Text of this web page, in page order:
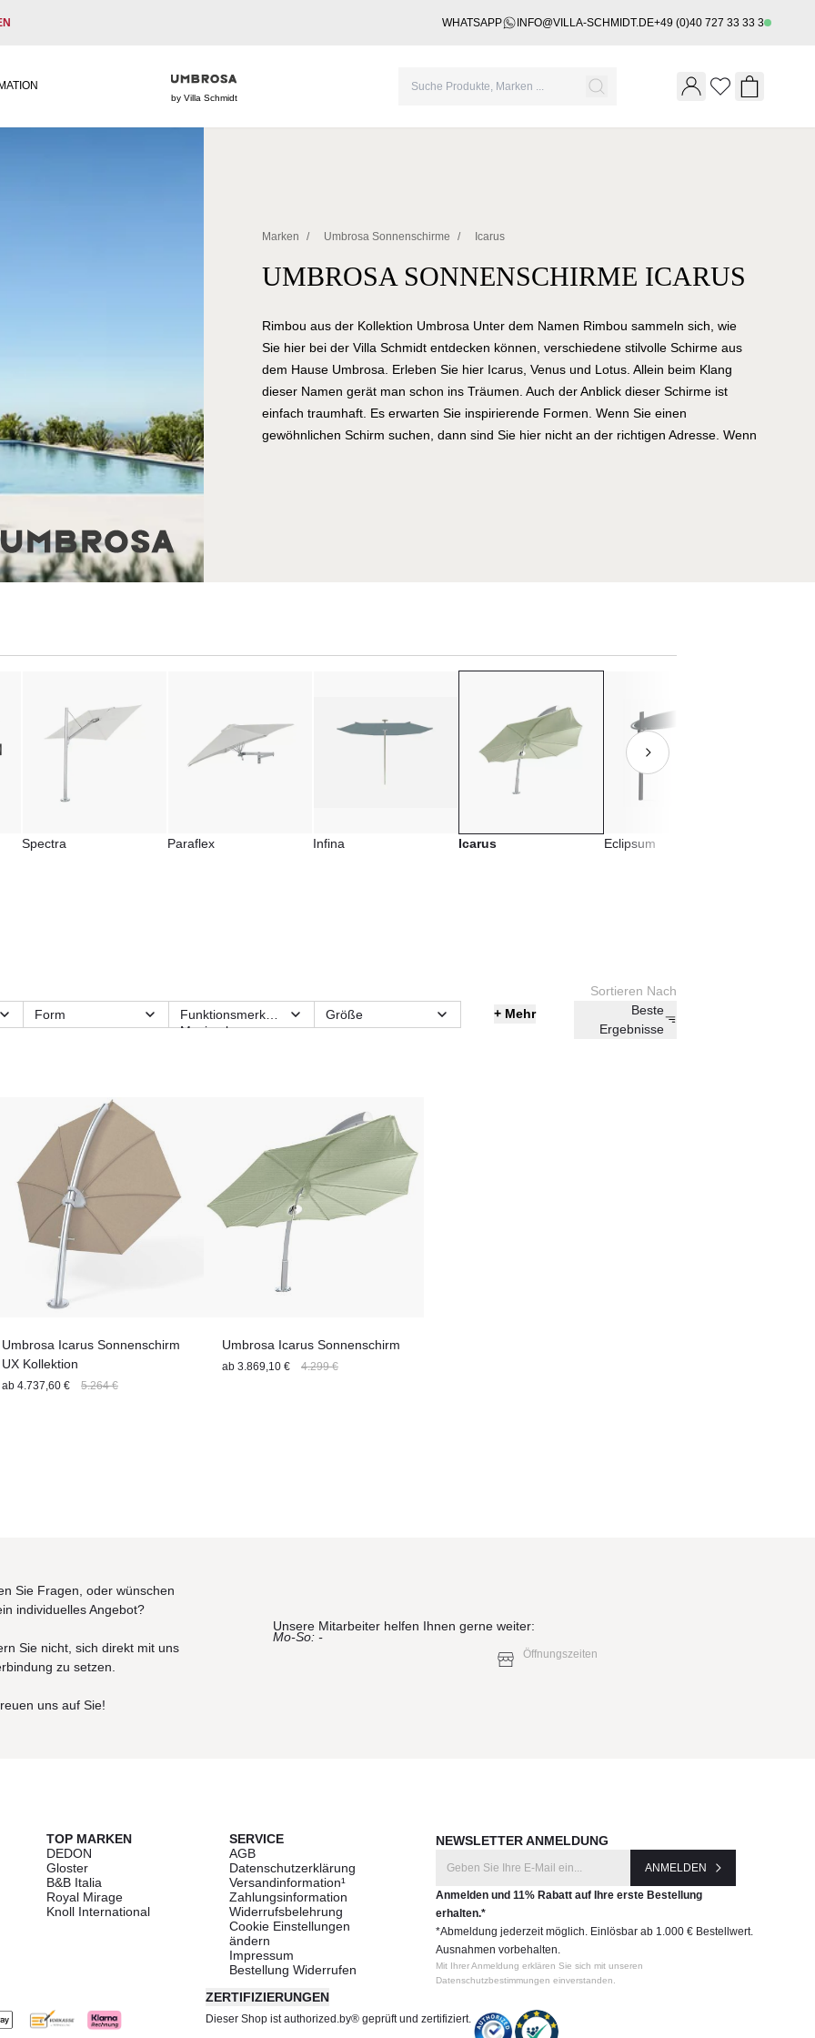
WHATSAPP INFO@VILLA-SCHMIDT.DE+49 (0)40 727 33 33 3
by Villa Schmidt
Wishlist
Marken / Umbrosa Sonnenschirme / Icarus
UMBROSA SONNENSCHIRME ICARUS
Rimbou aus der Kollektion Umbrosa Unter dem Namen Rimbou sammeln sich, wie
Sie hier bei der Villa Schmidt entdecken können, verschiedene stilvolle Schirme aus
dem Hause Umbrosa. Erleben Sie hier Icarus, Venus und Lotus. Allein beim Klang
dieser Namen gerät man schon ins Träumen. Auch der Anblick dieser Schirme ist
einfach traumhaft. Es erwarten Sie inspirierende Formen. Wenn Sie einen
gewöhnlichen Schirm suchen, dann sind Sie hier nicht an der richtigen Adresse. Wenn
bewusst unter dem Namen Rimbou versammelt. Dieser Ausdruck steht für den
Bereich des Dschungels, der nur schwer zugänglich ist und in dem sich die Natur
entsteht, wird durch Icarus, Venus und Lotus nachgeahmt. Erfreuen Sie sich hier bei
der Villa Schmidt an den eleganten Formen und Farben und finden Sie Ihren
Favoriten. Vielleicht sorgt ja schon bald ein Rimbou-Schirm bei Ihnen daheim für ein
natürliches und exklusives Ambiente in der schönsten Zeit des Jahres. Der Sommer
kann kommen! Bei Fragen zu diesen oder anderen hochwertigen Outdoorprodukten
alles und beantwortet gern Ihre Fragen.
Spectra Paraflex Infina Icarus Eclipsum
Form Funktionsmerkmale
Größe
Maximale
+ Mehr
Sortieren Nach
Beste
Ergebnisse
Umbrosa Icarus Sonnenschirm
UX Kollektion
ab 4.737,60 € 5.264 €
Umbrosa Icarus Sonnenschirm
ab 3.869,10 € 4.299 €
Sie Fragen, oder wünschen
individuelles Angebot?
Sie nicht, sich direkt mit uns
zu setzen.
uns auf Sie!
Unsere Mitarbeiter helfen Ihnen gerne weiter:
Mo-So: -
Öffnungszeiten
TOP MARKEN
DEDON
Gloster
B&B Italia
Royal Mirage
Knoll International
SERVICE
AGB
Datenschutzerklärung
Versandinformation¹
Zahlungsinformation
Widerrufsbelehrung
Cookie Einstellungen
ändern
Impressum
Bestellung Widerrufen
NEWSLETTER ANMELDUNG
ANMELDEN
Anmelden und 11% Rabatt auf Ihre erste Bestellung
erhalten.*
*Abmeldung jederzeit möglich. Einlösbar ab 1.000 € Bestellwert.
Ausnahmen vorbehalten.
Mit Ihrer Anmeldung erklären Sie sich mit unseren
Datenschutzbestimmungen einverstanden.
ZERTIFIZIERUNGEN
Dieser Shop ist authorized.by® geprüft und zertifiziert.